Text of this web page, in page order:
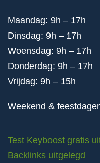
Maandag: 9h – 17h
Dinsdag: 9h – 17h
Woensdag: 9h – 17h
Donderdag: 9h – 17h
Vrijdag: 9h – 15h
Weekend &
Test Keyboost gratis
Backlinks uitgelegd